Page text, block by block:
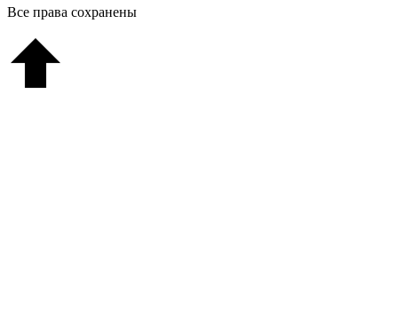
Все права сохранены